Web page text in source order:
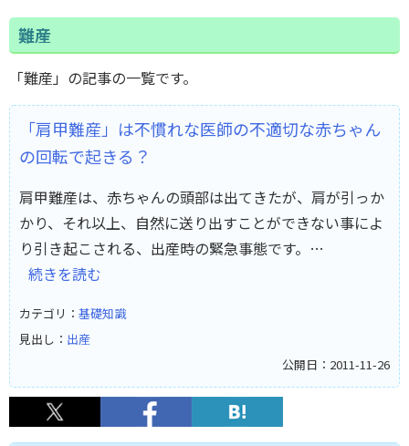
難産
「難産」の記事の一覧です。
「肩甲難産」は不慣れな医師の不適切な赤ちゃん
の回転で起きる？
肩甲難産は、赤ちゃんの頭部は出てきたが、肩が引っか
かり、それ以上、自然に送り出すことができない事によ
り引き起こされる、出産時の緊急事態です。…
続きを読む
カテゴリ： 基礎知識
見出し： 出産
公開日：2011-11-26